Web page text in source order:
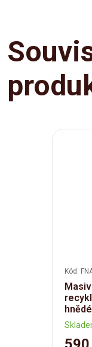
Kód: